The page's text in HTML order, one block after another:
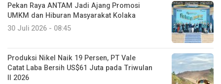
Pekan Raya ANTAM Jadi Ajang Promosi
UMKM dan Hiburan Masyarakat Kolaka
30 Juli 2026 - 08:45
Produksi Nikel Naik 19 Persen, PT Vale
Catat Laba Bersih US$61 Juta pada Triwulan
II 2026